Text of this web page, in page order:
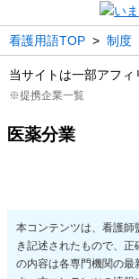
看護用語TOP > 制度
当サイトは一部アフ
※提携企業一覧
医薬分業